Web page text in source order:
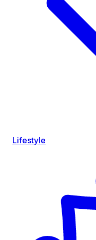
Lifestyle